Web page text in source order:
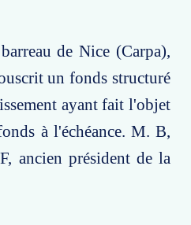
de Nice (Carpa),
un fonds structuré
ayant fait l'objet
à l'échéance. M. B,
ancien président de la